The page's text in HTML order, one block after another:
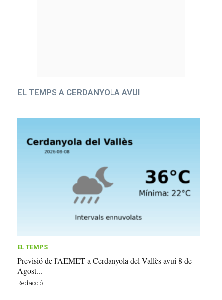
EL TEMPS A CERDANYOLA AVUI
EL TEMPS
Previsió de l’AEMET a Cerdanyola del Vallès avui 8 de
Agost...
Redacció